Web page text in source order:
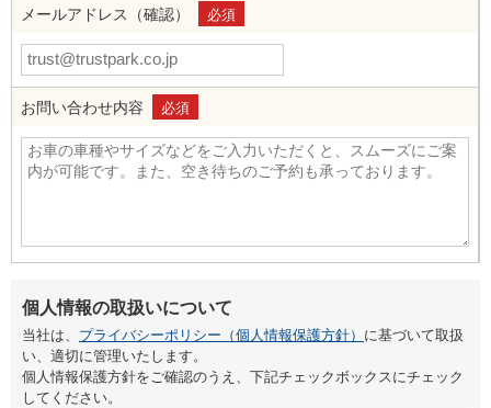
メールアドレス（確認） 必須
お問い合わせ内容 必須
個人情報の取扱いについて
当社は、 プライバシーポリシー（個人情報保護方針） に基づいて取扱
い、適切に管理いたします。
個人情報保護方針をご確認のうえ、下記チェックボックスにチェック
してください。